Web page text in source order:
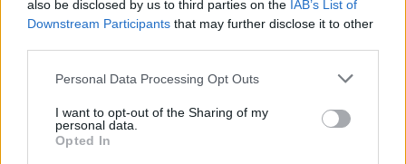
also be disclosed by us to third parties on the IAB’s List of
Downstream Participants that may further disclose it to other
Personal Data Processing Opt Outs
I want to opt-out of the Sharing of my
personal data.
Opted In
Στην Περιφέρεια το αίτημα
ενίσχυσης των εθελοντών του
την αγορά πλήρως εξοπλισμένου
οχήματος 4x4 και την παραχώρησή
του στο κλιμάκιο